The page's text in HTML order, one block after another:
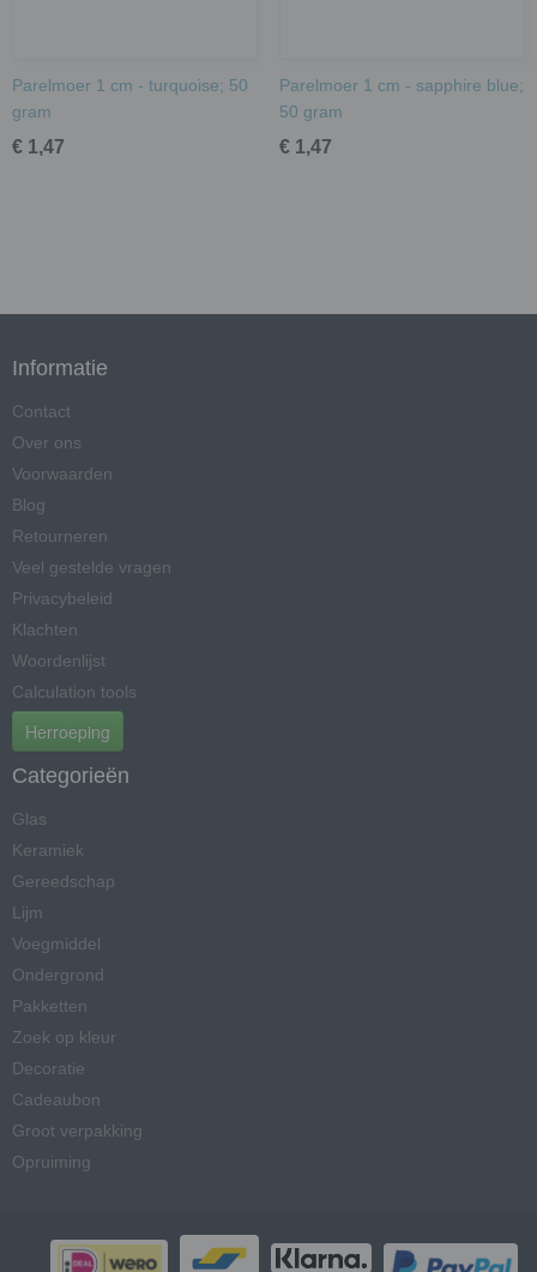
Parelmoer 1 cm - turquoise; 50
gram
€ 1,47
Parelmoer 1 cm - sapphire blue;
50 gram
€ 1,47
Informatie
Contact
Over ons
Voorwaarden
Blog
Retourneren
Veel gestelde vragen
Privacybeleid
Klachten
Woordenlijst
Calculation tools
Herroeping
Categorieën
Glas
Keramiek
Gereedschap
Lijm
Voegmiddel
Ondergrond
Pakketten
Zoek op kleur
Decoratie
Cadeaubon
Groot verpakking
Opruiming